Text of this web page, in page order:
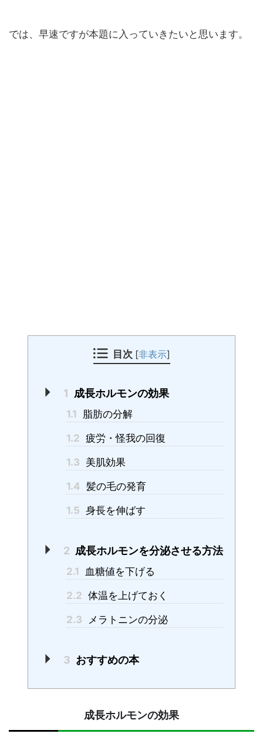
では、早速ですが本題に入っていきたいと思います。
目次 [非表示]
1 成長ホルモンの効果
1.1 脂肪の分解
1.2 疲労・怪我の回復
1.3 美肌効果
1.4 髪の毛の発育
1.5 身長を伸ばす
2 成長ホルモンを分泌させる方法
2.1 血糖値を下げる
2.2 体温を上げておく
2.3 メラトニンの分泌
3 おすすめの本
成長ホルモンの効果